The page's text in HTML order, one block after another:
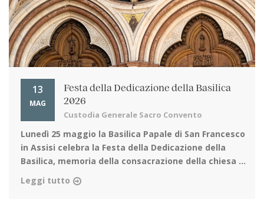
13
MAG
Festa della Dedicazione della Basilica
2026
Custodia Generale Sacro Convento
Lunedì 25 maggio la Basilica Papale di San Francesco
in Assisi celebra la Festa della Dedicazione della
Basilica, memoria della consacrazione della chiesa ...
Leggi tutto